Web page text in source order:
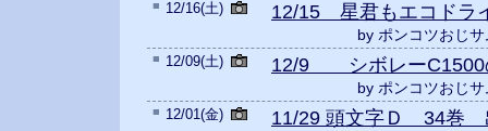
■ 12/16(土) 12/15 星君もエコドラ
by ポンコツおじ
■ 12/09(土) 12/9 シボレーC1500
by ポンコツおじ
■ 12/01(金) 11/29 頭文字Ｄ 34巻